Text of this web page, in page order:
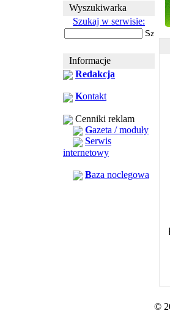
Wyszukiwarka
Szukaj w serwisie:
Informacje
Redakcja
Kontakt
Cenniki reklam
Gazeta / moduły
Serwis
internetowy
Baza noclegowa
©